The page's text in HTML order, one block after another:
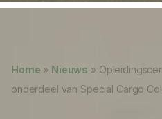
Home » Nieuws »
onderdeel van Special Cargo
Nieuws
Werken bij